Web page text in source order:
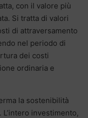
con il valore più
Si tratta di valori
di attraversamento
nel periodo di
dei costi
ordinaria e
la sostenibilità
investimento,